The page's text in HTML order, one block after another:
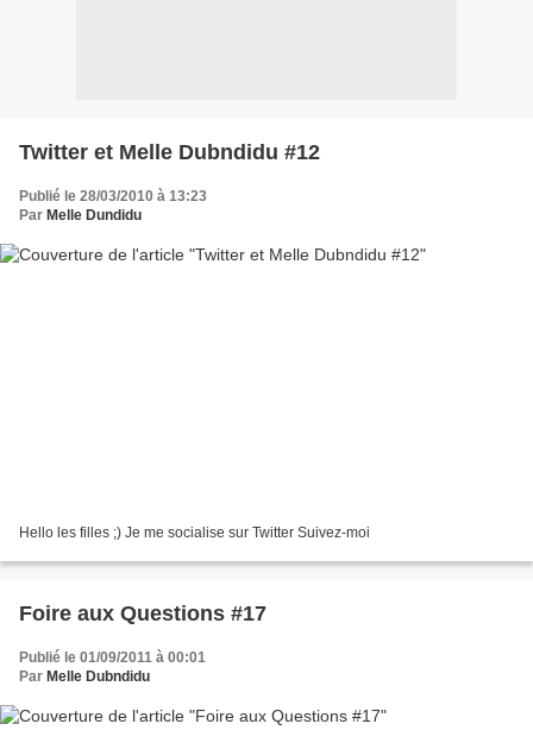
Twitter et Melle Dubndidu #12
Publié le 28/03/2010 à 13:23
Par Melle Dundidu
Hello les filles ;) Je me socialise sur Twitter Suivez-moi
Foire aux Questions #17
Publié le 01/09/2011 à 00:01
Par Melle Dubndidu